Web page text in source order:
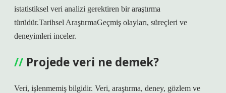
istatistiksel veri analizi gerektiren bir araştırma
türüdür.Tarihsel AraştırmaGeçmiş olayları, süreçleri ve
deneyimleri inceler.
Projede veri ne demek?
Veri, işlenmemiş bilgidir. Veri, araştırma, deney, gözlem ve